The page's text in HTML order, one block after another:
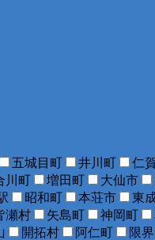
五城目町 井川町 仁
川町 増田町 大仙市
昭和町 本荘市 東
瀬村 矢島町 神岡町
開拓村 阿仁町 限